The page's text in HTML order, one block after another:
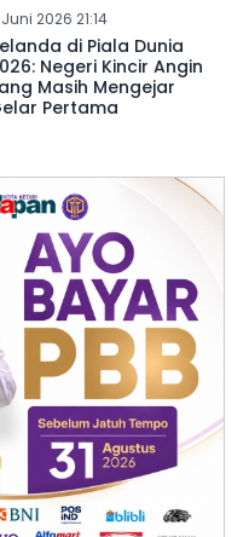
2026 21:14
di Piala Dunia
Negeri Kincir Angin
Masih Mengejar
Pertama